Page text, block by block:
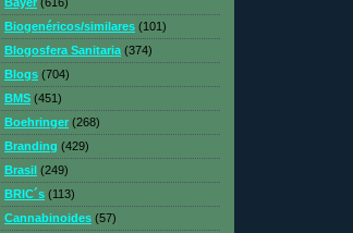
Biogenéricos/similares (101)
Blogosfera Sanitaria (374)
Blogs (704)
BMS (451)
Boehringer (268)
Branding (429)
Brasil (249)
BRIC´s (113)
Cannabinoides (57)